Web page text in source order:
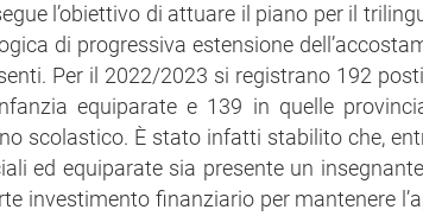
l’obiettivo di attuare il piano per il
di progressiva estensione
Per il 2022/2023 si registrano 192
equiparate e 139 in quelle
scolastico. È stato infatti stabilito che,
ed equiparate sia presente un
investimento finanziario per mantenere